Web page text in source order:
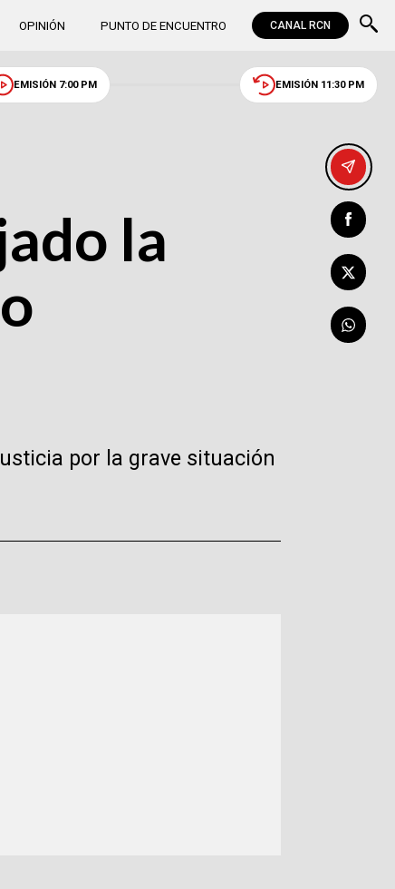
OPINIÓN PUNTO DE ENCUENTRO CANAL RCN
EMISIÓN 7:00 PM EMISIÓN 11:30 PM
la
por la grave situación